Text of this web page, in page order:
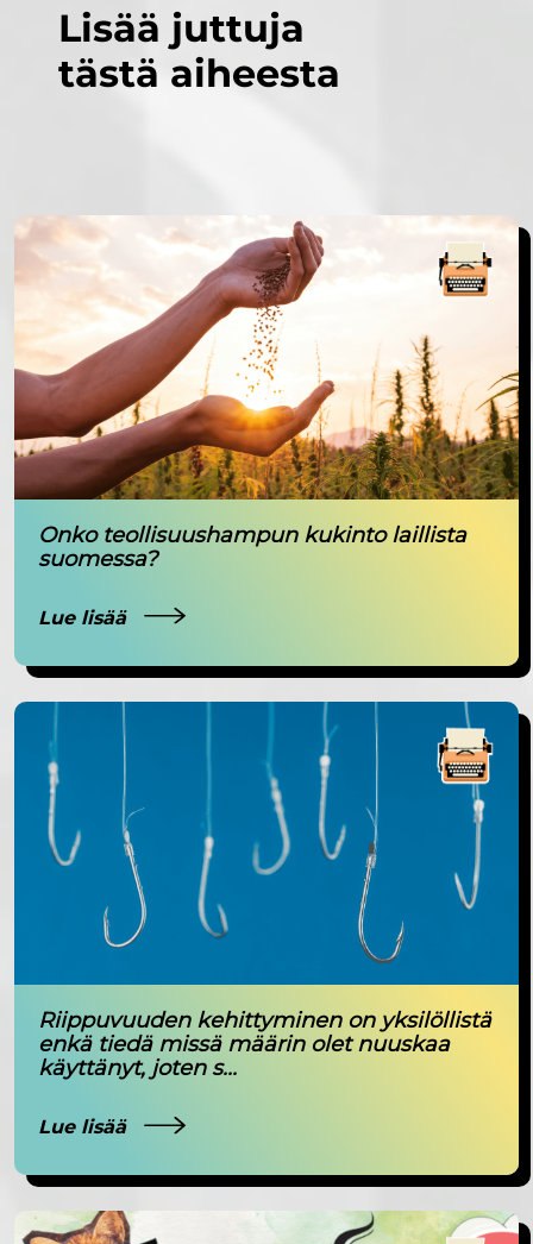
Lisää juttuja
tästä aiheesta
Onko teollisuushampun kukinto laillista
suomessa?
Lue lisää
Riippuvuuden kehittyminen on yksilöllistä
enkä tiedä missä määrin olet nuuskaa
käyttänyt, joten s...
Lue lisää